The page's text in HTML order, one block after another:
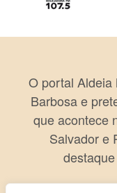
O portal Aldeia
Barbosa e
que acontece
Salvador e